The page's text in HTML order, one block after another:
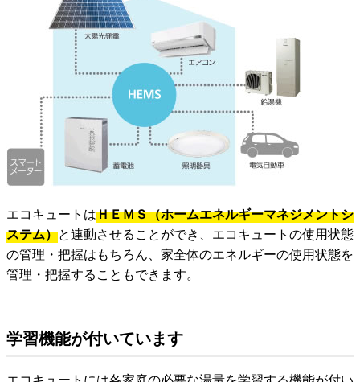
エコキュートはＨＥＭＳ（ホームエネルギーマネジメントシ
ステム）と連動させることができ、エコキュートの使用状態
の管理・把握はもちろん、家全体のエネルギーの使用状態を
管理・把握することもできます。
学習機能が付いています